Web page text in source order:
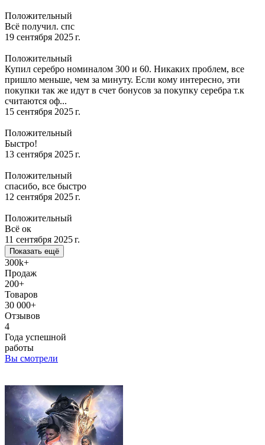
Положительный
Всё получил. спс
19 сентября 2025 г.
Положительный
Купил серебро номиналом 300 и 60. Никаких проблем, все
пришло меньше, чем за минуту. Если кому интересно, эти
покупки так же идут в счет бонусов за покупку серебра т.к
считаются оф...
15 сентября 2025 г.
Положительный
Быстро!
13 сентября 2025 г.
Положительный
спасибо, все быстро
12 сентября 2025 г.
Положительный
Всё ок
11 сентября 2025 г.
Показать ещё
300k+
Продаж
200+
Товаров
30 000+
Отзывов
4
Года успешной
работы
Вы смотрели